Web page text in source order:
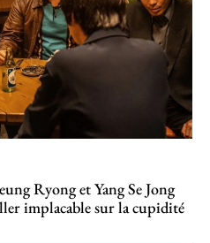
Ryong et Yang Se Jong
implacable sur la cupidité